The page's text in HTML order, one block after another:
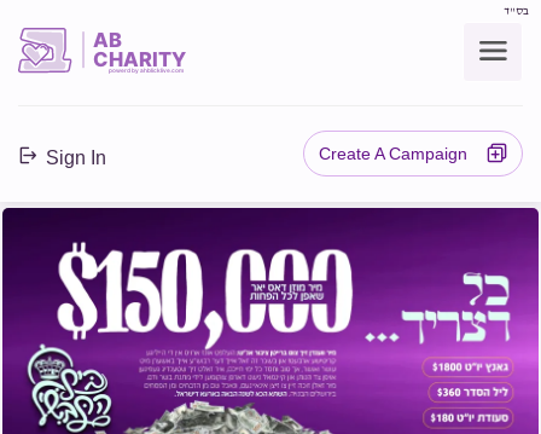
בס"ד
AB
CHARITY
powerd by ahblicklive.com
Sign In Create A Campaign